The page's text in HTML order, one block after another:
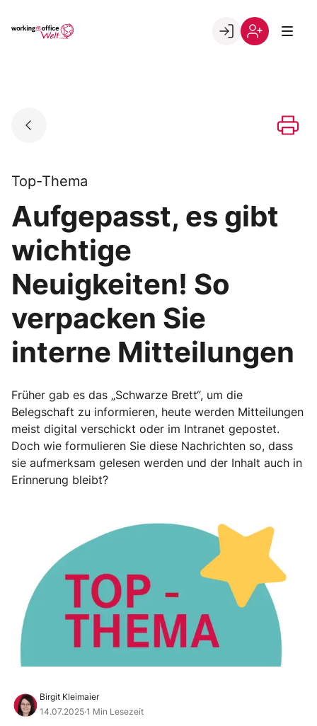
Go to landing page.
Top-Thema
Aufgepasst, es gibt
wichtige
Neuigkeiten! So
verpacken Sie
interne Mitteilungen
Früher gab es das „Schwarze Brett“, um die
Belegschaft zu informieren, heute werden Mitteilungen
meist digital verschickt oder im Intranet gepostet.
Doch wie formulieren Sie diese Nachrichten so, dass
sie aufmerksam gelesen werden und der Inhalt auch in
Erinnerung bleibt?
Birgit Kleimaier
14.07.2025·1 Min Lesezeit